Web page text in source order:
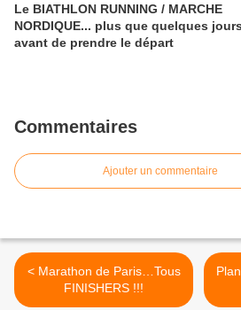
Le BIATHLON RUNNING / MARCHE
NORDIQUE... plus que quelques jours
avant de prendre le départ
Commentaires
Ajouter un commentaire
< Marathon de Paris…Tous
FINISHERS !!!